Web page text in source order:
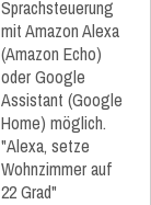
Sprachsteuerung
mit Amazon Alexa
(Amazon Echo)
oder Google
Assistant (Google
Home) möglich.
"Alexa, setze
Wohnzimmer auf
22 Grad"